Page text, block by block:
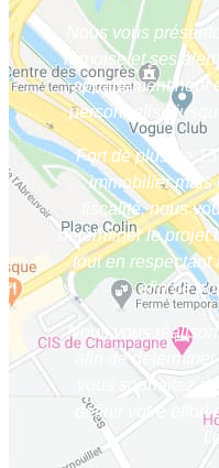
Nous vous
rémoise et ses
appartement neuf
personnalisé
Fort de plus de 15
immobilier mais
fiscalité, nous
déterminer le projet
tout en respectant
afin de
Nous vous
afin de
vous souhaitez
définir votre effort